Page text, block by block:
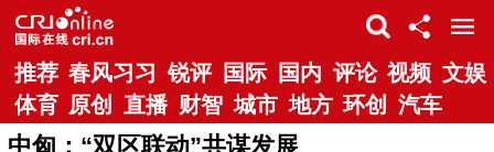
推荐 春风习习 锐评 国际 国内 评论 视频 文娱
体育 原创 直播 财智 城市 地方 环创 汽车
中匈：“双区联动”共谋发展